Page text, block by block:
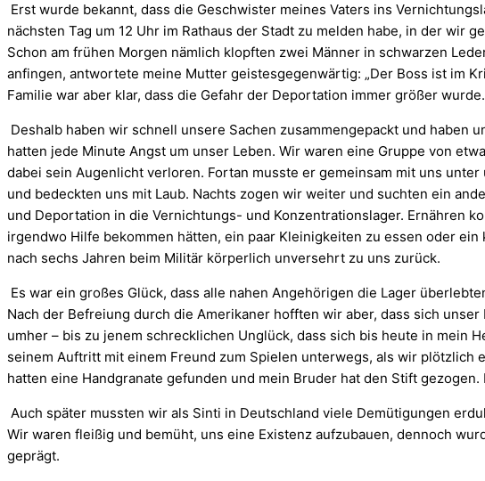
Erst wurde bekannt, dass die Geschwister meines Vaters ins
nächsten Tag um 12 Uhr im Rathaus der Stadt zu melden habe, in der wir
Schon am frühen Morgen nämlich klopften zwei Männer in schwarzen
anfingen, antwortete meine Mutter geistesgegenwärtig: „Der Boss ist im
Familie war aber klar, dass die Gefahr der Deportation immer größer wurde.
Deshalb haben wir schnell unsere Sachen zusammengepackt und haben
hatten jede Minute Angst um unser Leben. Wir waren eine Gruppe von
dabei sein Augenlicht verloren. Fortan musste er gemeinsam mit uns
und bedeckten uns mit Laub. Nachts zogen wir weiter und suchten ein
und Deportation in die Vernichtungs- und Konzentrationslager. Ernähren
irgendwo Hilfe bekommen hätten, ein paar Kleinigkeiten zu essen oder
nach sechs Jahren beim Militär körperlich unversehrt zu uns zurück.
Es war ein großes Glück, dass alle nahen Angehörigen die Lager
Nach der Befreiung durch die Amerikaner hofften wir aber, dass sich
umher – bis zu jenem schrecklichen Unglück, dass sich bis heute in
seinem Auftritt mit einem Freund zum Spielen unterwegs, als wir
hatten eine Handgranate gefunden und mein Bruder hat den Stift
Auch später mussten wir als Sinti in Deutschland viele Demütigungen
Wir waren fleißig und bemüht, uns eine Existenz aufzubauen, dennoch
geprägt.